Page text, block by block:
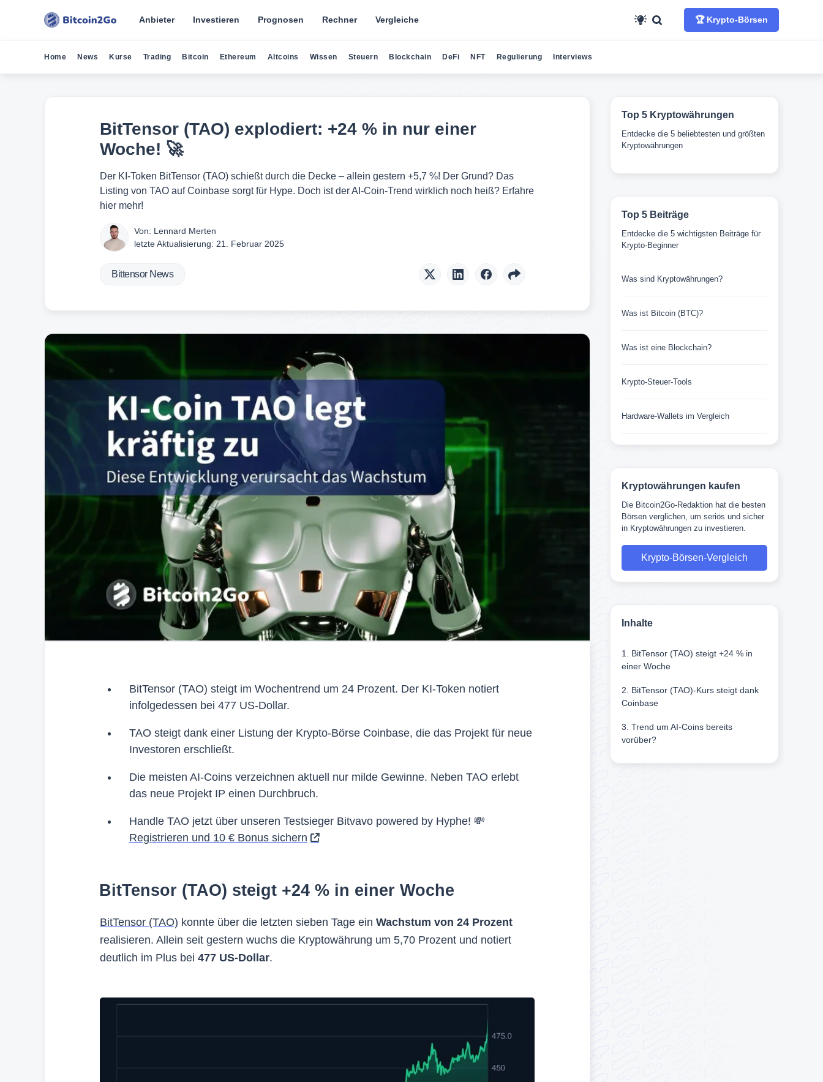
Anbieter Investieren Prognosen Rechner Vergleiche 🏆 Krypto-Börsen
Home News Kurse Trading Bitcoin Ethereum Altcoins Wissen Steuern Blockchain DeFi NFT Regulierung Interviews
BitTensor (TAO) explodiert: +24 % in nur einer
Woche! 🚀
Der KI-Token BitTensor (TAO) schießt durch die Decke – allein gestern +5,7 %! Der Grund? Das
Listing von TAO auf Coinbase sorgt für Hype. Doch ist der AI-Coin-Trend wirklich noch heiß? Erfahre
hier mehr!
Von: Lennard Merten
letzte Aktualisierung: 21. Februar 2025
Bittensor News
BitTensor (TAO) steigt im Wochentrend um 24 Prozent. Der KI-Token notiert
infolgedessen bei 477 US-Dollar.
TAO steigt dank einer Listung der Krypto-Börse Coinbase, die das Projekt für neue
Investoren erschließt.
Die meisten AI-Coins verzeichnen aktuell nur milde Gewinne. Neben TAO erlebt
das neue Projekt IP einen Durchbruch.
Handle TAO jetzt über unseren Testsieger Bitvavo powered by Hyphe! 💸
Registrieren und 10 € Bonus sichern
BitTensor (TAO) steigt +24 % in einer Woche
BitTensor (TAO) konnte über die letzten sieben Tage ein Wachstum von 24 Prozent
realisieren. Allein seit gestern wuchs die Kryptowährung um 5,70 Prozent und notiert
deutlich im Plus bei 477 US-Dollar.
Top 5 Kryptowährungen
Entdecke die 5 beliebtesten und größten
Kryptowährungen
Top 5 Beiträge
Entdecke die 5 wichtigsten Beiträge für
Krypto-Beginner
Was sind Kryptowährungen?
Was ist Bitcoin (BTC)?
Was ist eine Blockchain?
Krypto-Steuer-Tools
Hardware-Wallets im Vergleich
Kryptowährungen kaufen
Die Bitcoin2Go-Redaktion hat die besten
Börsen verglichen, um seriös und sicher
in Kryptowährungen zu investieren.
Krypto-Börsen-Vergleich
Inhalte
1. BitTensor (TAO) steigt +24 % in
einer Woche
2. BitTensor (TAO)-Kurs steigt dank
Coinbase
3. Trend um AI-Coins bereits
vorüber?